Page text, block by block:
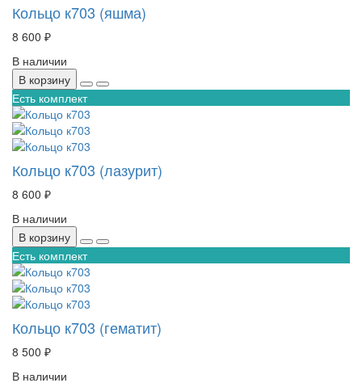
Кольцо к703 (яшма)
8 600 ₽
В наличии
В корзину
Есть комплект
Кольцо к703 (лазурит)
8 600 ₽
В наличии
В корзину
Есть комплект
Кольцо к703 (гематит)
8 500 ₽
В наличии